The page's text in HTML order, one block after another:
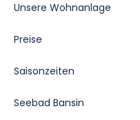
Unsere Wohnanlage
Preise
Saisonzeiten
Seebad Bansin